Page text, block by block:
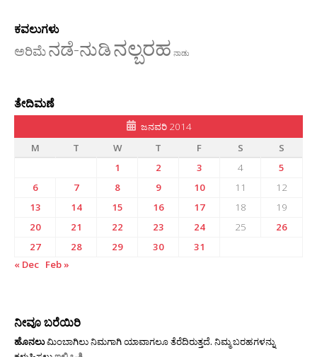
ಕವಲುಗಳು
ಅರಿಮೆನಡೆ-ನುಡಿನಲ್ಬರಹ ನಾಡು
ತೇದಿಮಣೆ
ಜನವರಿ 2014
M
T W T F S
S
1
2 3 4
5
6
7 8 9 10 11
12
13
14 15 16 17 18
19
20
21 22 23 24 25
26
27
28 29 30
31
« Dec Feb »
ನೀವೂ ಬರೆಯಿರಿ
ಹೊನಲುಮಿಂಬಾಗಿಲು ನಿಮಗಾಗಿ ಯಾವಾಗಲೂ ತೆರೆದಿರುತ್ತದೆ. ನಿಮ್ಮ ಬರಹಗಳನ್ನು